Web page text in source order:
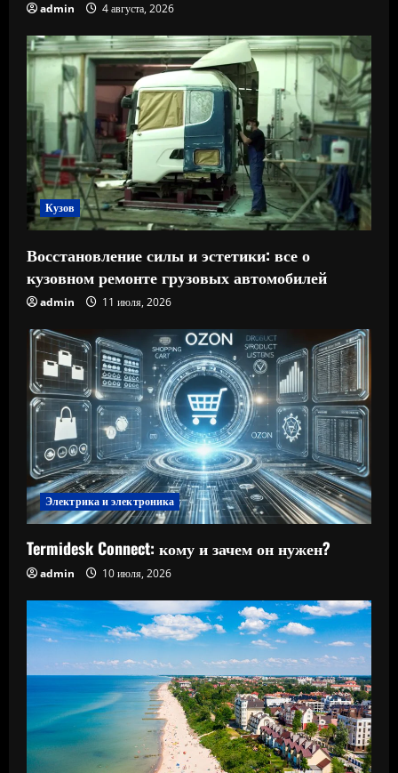
admin 4 августа, 2026
Кузов
Восстановление силы и эстетики: все о
кузовном ремонте грузовых автомобилей
admin 11 июля, 2026
Электрика и электроника
Termidesk Connect: кому и зачем он нужен?
admin 10 июля, 2026